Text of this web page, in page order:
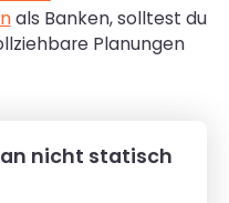
als Banken, solltest du
Planungen
nicht statisch